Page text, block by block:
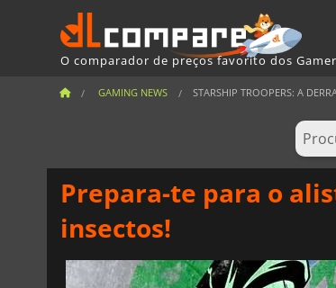
O comparador de preços favorito dos
GAMING NEWS STARSHIP TROOPERS: A
Prepara-te para o
insectos!